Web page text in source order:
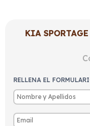
KIA
RELLENA EL